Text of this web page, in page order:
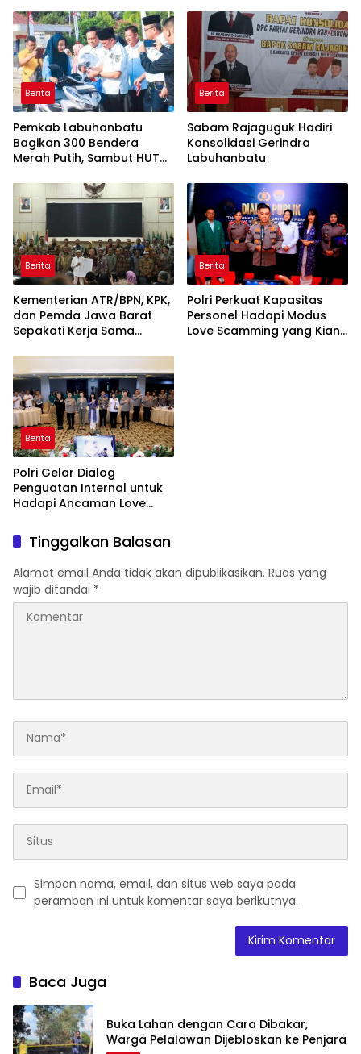
ke Pulau Rupat
Monyet, Harimau, dan
Beruang Terhadap Warga
Berita
Pemkab Labuhanbatu
Bagikan 300 Bendera
Merah Putih, Sambut HUT
Berita
Sabam Rajaguguk Hadiri
Konsolidasi Gerindra
Labuhanbatu
Berita
Kementerian ATR/BPN, KPK,
dan Pemda Jawa Barat
Sepakati Kerja Sama
Korupsi serta Penguatan
Ekonomi Daerah
Berita
Polri Perkuat Kapasitas
Personel Hadapi Modus
Love Scamming yang Kian
Berita
Polri Gelar Dialog
Penguatan Internal untuk
Hadapi Ancaman Love
Tinggalkan Balasan
Alamat email Anda tidak akan dipublikasikan. Ruas yang
wajib ditandai *
Simpan nama, email, dan situs web saya pada
peramban ini untuk komentar saya berikutnya.
Baca Juga
Buka Lahan dengan Cara Dibakar,
Warga Pelalawan Dijebloskan ke Penjara